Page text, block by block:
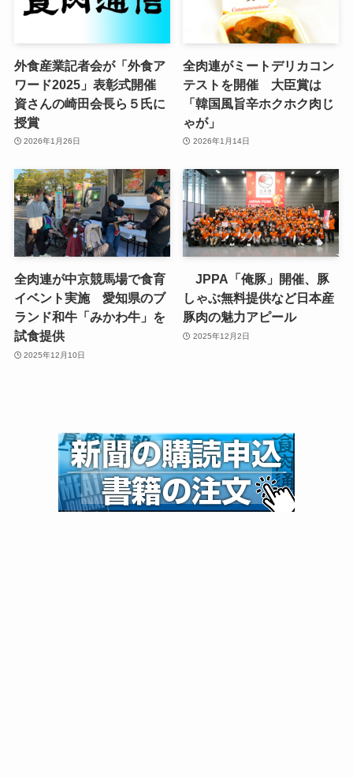
外食産業記者会が「外食ア
ワード2025」表彰式開催
資さんの崎田会長ら５氏に
授賞
2026年1月26日
全肉連がミートデリカコン
テストを開催 大臣賞は
「韓国風旨辛ホクホク肉じ
ゃが」
2026年1月14日
全肉連が中京競馬場で食育
イベント実施 愛知県のブ
ランド和牛「みかわ牛」を
試食提供
2025年12月10日
JPPA「俺豚」開催、豚
しゃぶ無料提供など日本産
豚肉の魅力アピール
2025年12月2日